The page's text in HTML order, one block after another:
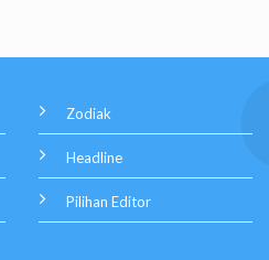
Zodiak
Headline
Pilihan Editor